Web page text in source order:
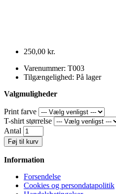
250,00 kr.
Varenummer: T003
Tilgængelighed: På lager
Valgmuligheder
Print farve
T-shirt størrelse
Antal
Føj til kurv
Information
Forsendelse
Cookies og persondatapolitik